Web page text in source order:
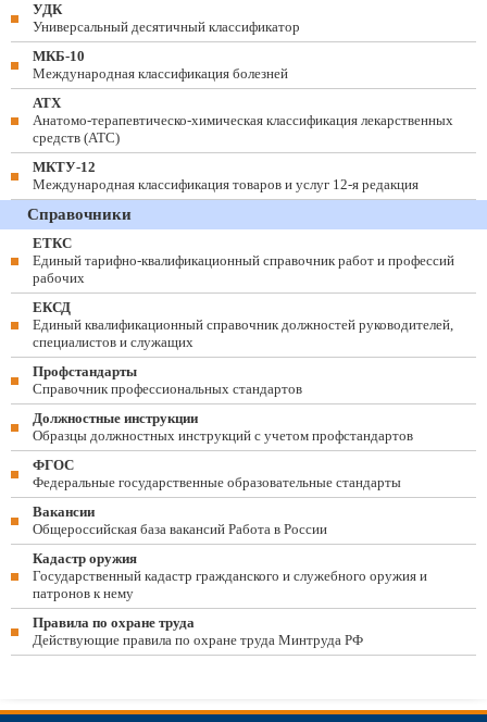
УДК
Универсальный десятичный классификатор
МКБ-10
Международная классификация болезней
АТХ
Анатомо-терапевтическо-химическая классификация лекарственных
средств (ATC)
МКТУ-12
Международная классификация товаров и услуг 12-я редакция
Справочники
ЕТКС
Единый тарифно-квалификационный справочник работ и профессий
рабочих
ЕКСД
Единый квалификационный справочник должностей руководителей,
специалистов и служащих
Профстандарты
Справочник профессиональных стандартов
Должностные инструкции
Образцы должностных инструкций с учетом профстандартов
ФГОС
Федеральные государственные образовательные стандарты
Вакансии
Общероссийская база вакансий Работа в России
Кадастр оружия
Государственный кадастр гражданского и служебного оружия и
патронов к нему
Правила по охране труда
Действующие правила по охране труда Минтруда РФ